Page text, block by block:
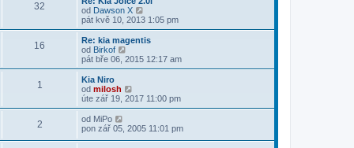
ě
v
e
k
p
ř
í
s
p
v
e
e
d
n
í
p
í
s
v
e
p
o
s
e
n
í
í
s
ě
v
a
z
p
o
s
d
n
í
ř
í
32
od Dawson X
o
b
r
z
o
s
d
n
pát kvě 10, 2013 1:05 pm
16
Re: kia magentis
od Birkof
o
b
a
z
p
o
s
pát bře 06, 2015 12:17 am
1
Kia Niro
od milosh
o
b
a
i
úte zář 19, 2017 11:00 pm
2 od MiPo
o
pon zář 05, 2005 11:01 pm